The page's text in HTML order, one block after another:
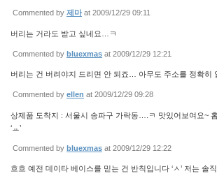
Commented by 제마at 2009/12/29 09:11
버리는 거라도 받고 싶네요…ㅋ
Commented by bluexmas at 2009/12/29 12:21
버리는 건 버려야지 드리면 안 되죠… 아무도 주소를 정확히
Commented by ellen at 2009/12/29 09:28
상제품 도착지 : 서울시 송파구 가락동….ㅋ 맛있어보여요~
‘ㅛ’
Commented by bluexmas at 2009/12/29 12:22
흐흐 예전 데이타 베이스를 믿는 건 반칙입니다 ‘ㅅ’ 저는 솔